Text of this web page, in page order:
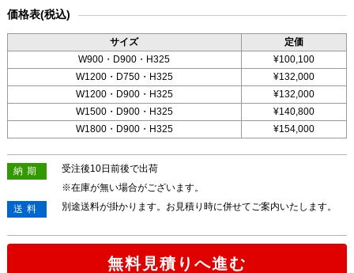
価格表(税込)
サイズ
定価
W900・D900・H325
¥100,100
W1200・D750・H325
¥132,000
W1200・D900・H325
¥132,000
W1500・D900・H325
¥140,800
W1800・D900・H325
¥154,000
納期
受注後10日前後で出荷
※在庫が無い場合がございます。
送料
別途送料が掛かります。お見積り時に併せてご案内いたします。
無料見積りへ進む